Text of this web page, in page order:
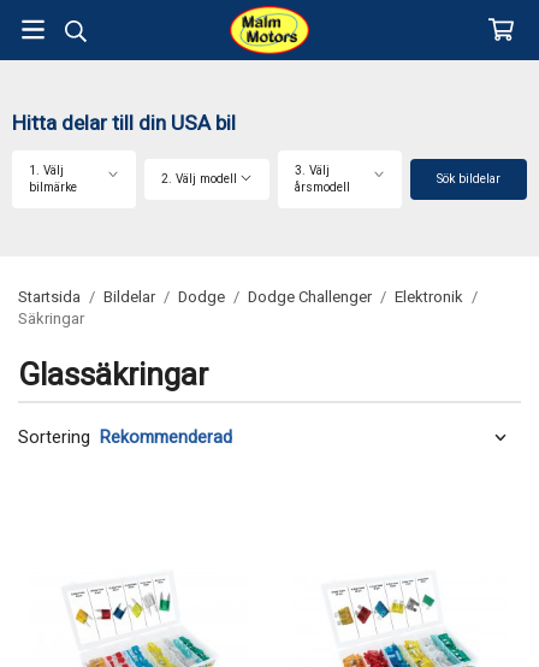
Hitta delar till din USA bil
1. Välj
bilmärke
2. Välj modell
3. Välj
årsmodell
Sök bildelar
Startsida / Bildelar / Dodge / Dodge Challenger / Elektronik /
Säkringar
Glassäkringar
Sortering